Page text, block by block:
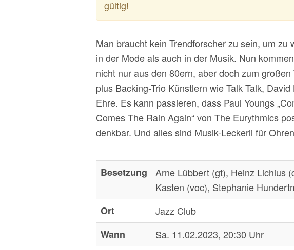
gültig!
Man braucht kein Trendforscher zu sein, um
in der Mode als auch in der Musik. Nun
nicht nur aus den 80ern, aber doch zum großen
plus Backing-Trio Künstlern wie Talk Talk,
Ehre. Es kann passieren, dass Paul Youngs
Comes The Rain Again“ von The Eurythmics
denkbar. Und alles sind Musik-Leckerli für
Besetzung
Arne Lübbert (gt), Heinz Lichius
Kasten (voc), Stephanie
Ort
Jazz Club
Wann
Sa. 11.02.2023, 20:30 Uhr